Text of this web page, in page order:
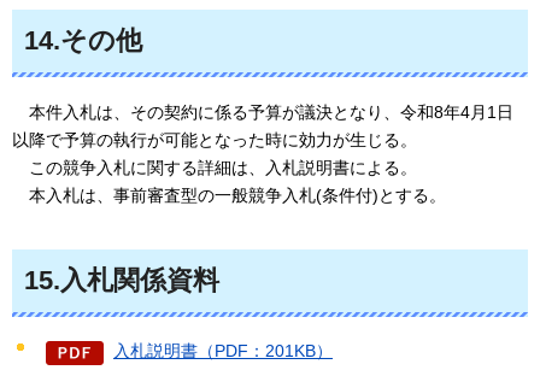
14.その他
本件入札は、 その契約に係る予算が議決となり、令和8年4月1日
以降で予算の執行が可能となった時に効力が生じる。
この競争入札に関する詳細は、入札説明書による。
本入札は 、事前審査型の一般競争入札(条件付)とする。
15.入札関係資料
入札説明書（PDF：201KB）